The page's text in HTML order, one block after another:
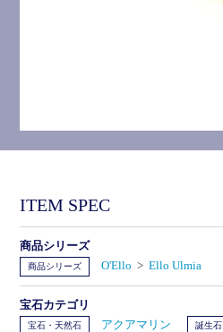
ITEM SPEC
商品シリーズ
商品シリーズ O'Ello >Ello Ulmia
宝石カテゴリ
宝石・天然石 アクアマリン 誕生石